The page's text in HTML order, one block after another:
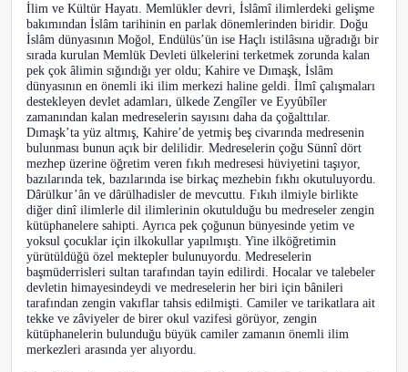
İlim ve Kültür Hayatı. Memlükler devri, İslâmî ilimlerdeki gelişme
bakımından İslâm tarihinin en parlak dönemlerinden biridir. Doğu
İslâm dünyasının Moğol, Endülüs’ün ise Haçlı istilâsına uğradığı bir
sırada kurulan Memlük Devleti ülkelerini terketmek zorunda kalan
pek çok âlimin sığındığı yer oldu; Kahire ve Dımaşk, İslâm
dünyasının en önemli iki ilim merkezi haline geldi. İlmî çalışmaları
destekleyen devlet adamları, ülkede Zengîler ve Eyyûbîler
zamanından kalan medreselerin sayısını daha da çoğalttılar.
Dımaşk’ta yüz altmış, Kahire’de yetmiş beş civarında medresenin
bulunması bunun açık bir delilidir. Medreselerin çoğu Sünnî dört
mezhep üzerine öğretim veren fıkıh medresesi hüviyetini taşıyor,
bazılarında tek, bazılarında ise birkaç mezhebin fıkhı okutuluyordu.
Dârülkur’ân ve dârülhadisler de mevcuttu. Fıkıh ilmiyle birlikte
diğer dinî ilimlerle dil ilimlerinin okutulduğu bu medreseler zengin
kütüphanelere sahipti. Ayrıca pek çoğunun bünyesinde yetim ve
yoksul çocuklar için ilkokullar yapılmıştı. Yine ilköğretimin
yürütüldüğü özel mektepler bulunuyordu. Medreselerin
başmüderrisleri sultan tarafından tayin edilirdi. Hocalar ve talebeler
devletin himayesindeydi ve medreselerin her biri için bânileri
tarafından zengin vakıflar tahsis edilmişti. Camiler ve tarikatlara ait
tekke ve zâviyeler de birer okul vazifesi görüyor, zengin
kütüphanelerin bulunduğu büyük camiler zamanın önemli ilim
merkezleri arasında yer alıyordu.